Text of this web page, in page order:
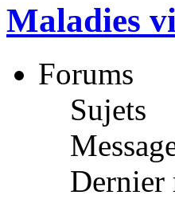
Maladies
Forums
Sujets
Dernier